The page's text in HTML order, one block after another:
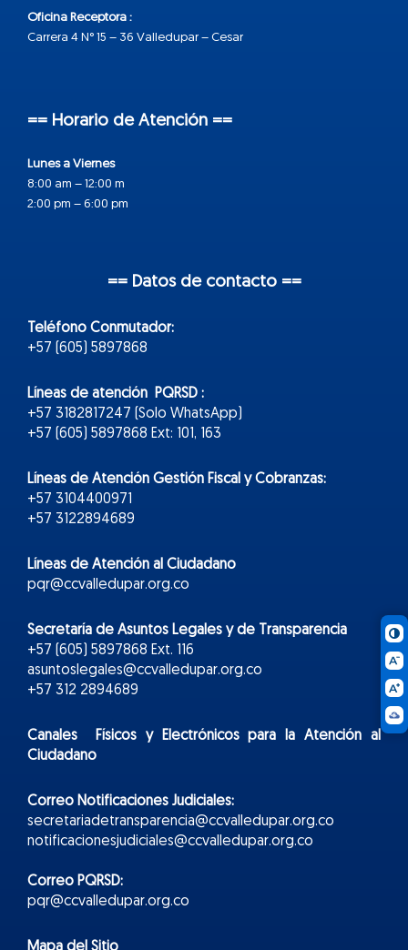
Oficina Receptora :
Carrera 4 N° 15 – 36 Valledupar – Cesar
== Horario de Atención ==
Lunes a Viernes
8:00 am – 12:00 m
2:00 pm – 6:00 pm
== Datos de contacto ==
Teléfono Conmutador:
+57 (605) 5897868
Líneas de atención PQRSD :
+57 3182817247 (Solo WhatsApp)
+57 (605) 5897868 Ext: 101, 163
Líneas de Atención Gestión Fiscal y Cobranzas:
+57 3104400971
+57 3122894689
Líneas de Atención al Ciudadano
pqr@ccvalledupar.org.co
Secretaría de Asuntos Legales y de Transparencia
+57 (605) 5897868 Ext. 116
asuntoslegales@ccvalledupar.org.co
+57 312 2894689
Canales Físicos yElectrónicospara la Atención al
Ciudadano
Correo Notificaciones Judiciales:
secretariadetransparencia@ccvalledupar.org.co
notificacionesjudiciales@ccvalledupar.org.co
Correo PQRSD:
pqr@ccvalledupar.org.co
Mapa del Sitio